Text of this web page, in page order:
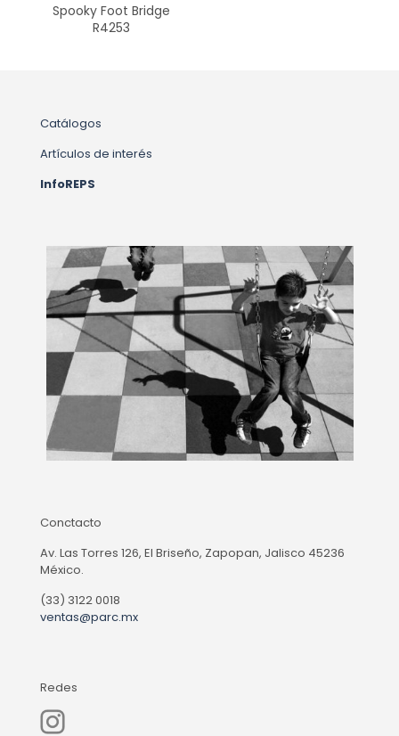
Spooky Foot Bridge
R4253
Catálogos
Artículos de interés
InfoREPS
Conctacto
Av. Las Torres 126, El Briseño, Zapopan, Jalisco 45236
México.
(33) 3122 0018
ventas@parc.mx
Redes